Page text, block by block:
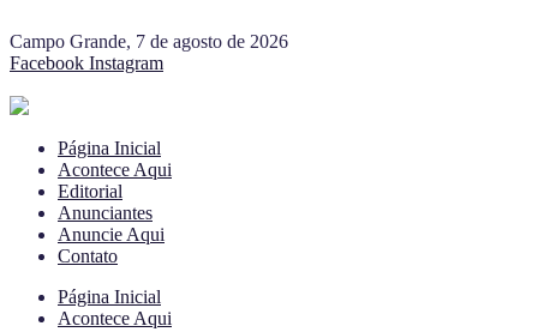
Campo Grande, 7 de agosto de 2026
Facebook Instagram
Página Inicial
Acontece Aqui
Editorial
Anunciantes
Anuncie Aqui
Contato
Página Inicial
Acontece Aqui